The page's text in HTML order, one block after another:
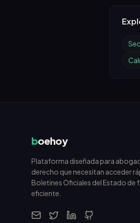
boehoy
Plataforma diseñada para
derecho que necesitan acceder
Boletines Oficiales del Estado de
eficiente.